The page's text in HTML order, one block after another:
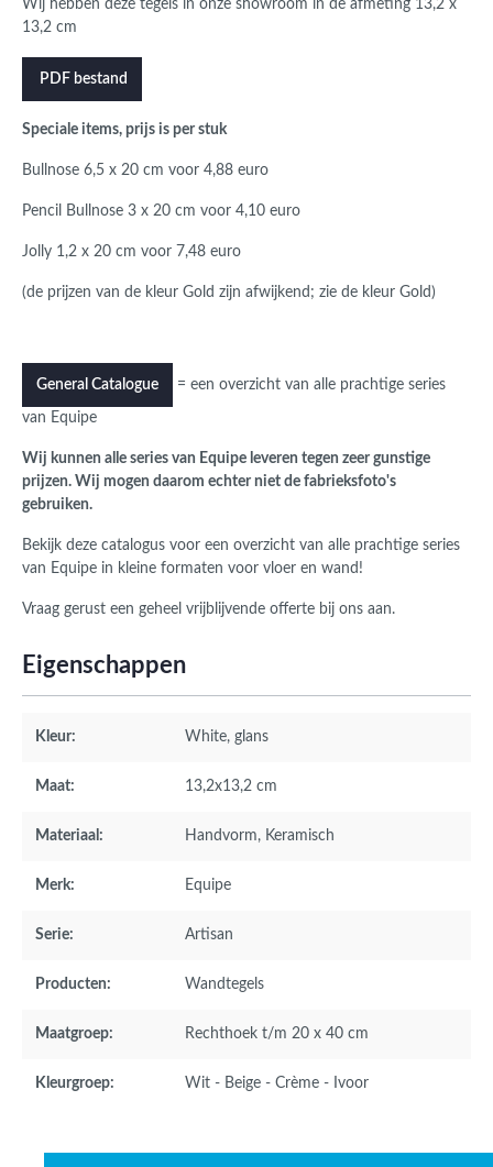
Wij hebben deze tegels in onze showroom in de afmeting 13,2 x
13,2 cm
PDF bestand
Speciale items, prijs is per stuk
Bullnose 6,5 x 20 cm voor 4,88 euro
Pencil Bullnose 3 x 20 cm voor 4,10 euro
Jolly 1,2 x 20 cm voor 7,48 euro
(de prijzen van de kleur Gold zijn afwijkend; zie de kleur Gold)
General Catalogue = een overzicht van alle prachtige series
van Equipe
Wij kunnen alle series van Equipe leveren tegen zeer gunstige
prijzen. Wij mogen daarom echter niet de fabrieksfoto's
gebruiken.
Bekijk deze catalogus voor een overzicht van alle prachtige series
van Equipe in kleine formaten voor vloer en wand!
Vraag gerust een geheel vrijblijvende offerte bij ons aan.
Eigenschappen
Kleur: White, glans
Maat: 13,2x13,2 cm
Materiaal: Handvorm, Keramisch
Merk: Equipe
Serie: Artisan
Producten: Wandtegels
Maatgroep: Rechthoek t/m 20 x 40 cm
Kleurgroep: Wit - Beige - Crème - Ivoor